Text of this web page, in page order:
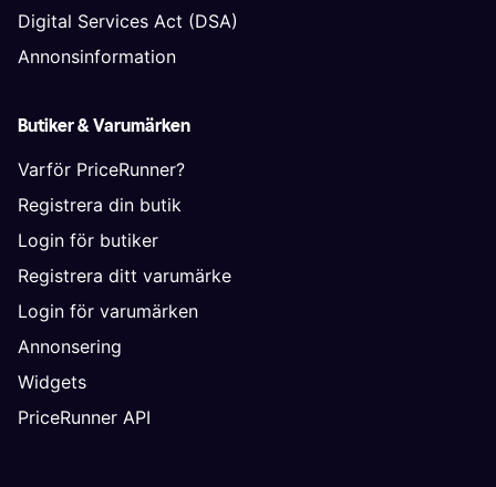
Digital Services Act (DSA)
Annonsinformation
Butiker & Varumärken
Varför PriceRunner?
Registrera din butik
Login för butiker
Registrera ditt varumärke
Login för varumärken
Annonsering
Widgets
PriceRunner API